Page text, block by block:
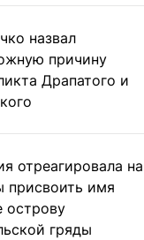
назвал
причину
Драпатого и
отреагировала на
присвоить имя
острову
гряды